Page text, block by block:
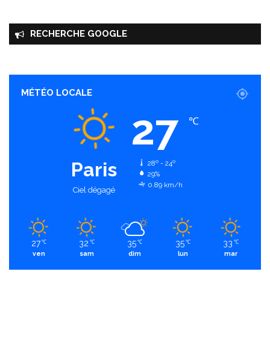
RECHERCHE GOOGLE
MÉTÉO LOCALE
Paris
Ciel dégagé
27 ℃
28º - 24º
29%
0.89 km/h
27 ℃
ven
32 ℃
sam
35 ℃
dim
35 ℃
lun
33 ℃
mar